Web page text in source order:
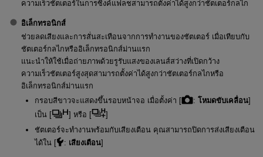
ความเร็วชัตเตอร์ในการซิงค์แฟลชสามารถตั้งค่าได้สูงกว่าชัตเตอร์กลไก
อิเล็กทรอนิกส์
ช่วยลดเสียงและการสั่นสะเทือนจากการทำงานของชัตเตอร์ เมื่อเทียบกับ
ชัตเตอร์กลไกหรืออิเล็กทรอนิกส์ม่านแรก
แนะนำให้ใช้เมื่อถ่ายภาพด้วยรูรับแสงของเลนส์สว่างที่เปิดกว้าง
ความเร็วชัตเตอร์สูงสุดสามารถตั้งค่าได้สูงกว่าชัตเตอร์กลไกหรือ
อิเล็กทรอนิกส์ม่านแรก
กรอบสีขาวจะแสดงขึ้นรอบหน้าจอ เมื่อตั้งค่า [
: โหมดขับเคลื่อน]
เป็น [
] หรือ [
]
ชัตเตอร์จะทำงานพร้อมกับเสียงเตือน คุณสามารถปิดการส่งเสียงเตือน
ได้ใน [
: เสียงเตือน]